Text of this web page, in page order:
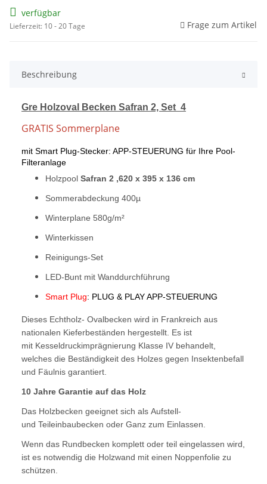
verfügbar
Lieferzeit: 10 - 20 Tage Frage zum Artikel
Beschreibung
Gre Holzoval Becken Safran 2, Set 4
GRATIS Sommerplane
mit Smart Plug-Stecker: APP-STEUERUNG für Ihre Pool-
Filteranlage
Holzpool Safran 2 ,620 x 395 x 136 cm
Sommerabdeckung 400µ
Winterplane 580g/m²
Winterkissen
Reinigungs-Set
LED-Bunt mit Wanddurchführung
Smart Plug: PLUG & PLAY APP-STEUERUNG
Dieses Echtholz- Ovalbecken wird in Frankreich aus
nationalen Kieferbeständen hergestellt. Es ist
mit Kesseldruckimprägnierung Klasse IV behandelt,
welches die Beständigkeit des Holzes gegen Insektenbefall
und Fäulnis garantiert.
10 Jahre Garantie auf das Holz
Das Holzbecken geeignet sich als Aufstell-
und Teileinbaubecken oder Ganz zum Einlassen.
Wenn das Rundbecken komplett oder teil eingelassen wird,
ist es notwendig die Holzwand mit einen Noppenfolie zu
schützen.